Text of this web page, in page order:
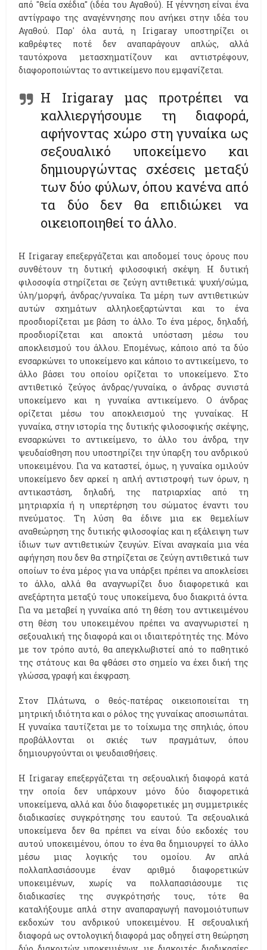
από ''θεία σχέδια'' (ιδέα του Αγαθού). Η γέννηση είναι ένα
αντίγραφο της αναγέννησης που ανήκει στην ιδέα του
Αγαθού. Παρ' όλα αυτά, η Ιrigaray υποστηρίζει οι
καθρέφτες ποτέ δεν αναπαράγουν απλώς, αλλά
ταυτόχρονα μετασχηματίζουν και αντιστρέφουν,
διαφοροποιώντας το αντικείμενο που εμφανίζεται.
Η Ιrigaray μας προτρέπει να
καλλιεργήσουμε τη διαφορά,
αφήνοντας χώρο στη γυναίκα ως
σεξουαλικό υποκείμενο και
δημιουργώντας σχέσεις μεταξύ
των δύο φύλων, όπου κανένα από
τα δύο δεν θα επιδιώκει να
οικειοποιηθεί το άλλο.
Η Ιrigaray επεξεργάζεται και αποδομεί τους όρους που
συνθέτουν τη δυτική φιλοσοφική σκέψη. Η δυτική
φιλοσοφία στηρίζεται σε ζεύγη αντιθετικά: ψυχή/σώμα,
ύλη/μορφή, άνδρας/γυναίκα. Τα μέρη των αντιθετικών
αυτών σχημάτων αλληλοεξαρτώνται και το ένα
προσδιορίζεται με βάση το άλλο. Το ένα μέρος, δηλαδή,
προσδιορίζεται και αποκτά υπόσταση μέσω του
αποκλεισμού του άλλου. Επομένως, κάποιο από τα δύο
ενσαρκώνει το υποκείμενο και κάποιο το αντικείμενο, το
άλλο βάσει του οποίου ορίζεται το υποκείμενο. Στο
αντιθετικό ζεύγος άνδρας/γυναίκα, ο άνδρας συνιστά
υποκείμενο και η γυναίκα αντικείμενο. Ο άνδρας
ορίζεται μέσω του αποκλεισμού της γυναίκας. Η
γυναίκα, στην ιστορία της δυτικής φιλοσοφικής σκέψης,
ενσαρκώνει το αντικείμενο, το άλλο του άνδρα, την
ψευδαίσθηση που υποστηρίζει την ύπαρξη του ανδρικού
υποκειμένου. Για να καταστεί, όμως, η γυναίκα ομιλούν
υποκείμενο δεν αρκεί η απλή αντιστροφή των όρων, η
αντικαστάση, δηλαδή, της πατριαρχίας από τη
μητριαρχία ή η υπερτέρηση του σώματος έναντι του
πνεύματος. Τη λύση θα έδινε μια εκ θεμελίων
αναθεώρηση της δυτικής φιλοσοφίας και η εξάλειψη των
ίδιων των αντιθετικών ζευγών. Είναι αναγκαία μια νέα
αφήγηση που δεν θα στηρίζεται σε ζεύγη αντιθετικά των
οποίων το ένα μέρος για να υπάρξει πρέπει να αποκλείσει
το άλλο, αλλά θα αναγνωρίζει δυο διαφορετικά και
ανεξάρτητα μεταξύ τους υποκείμενα, δυο διακριτά όντα.
Για να μεταβεί η γυναίκα από τη θέση του αντικειμένου
στη θέση του υποκειμένου πρέπει να αναγνωριστεί η
σεξουαλική της διαφορά και οι ιδιαιτερότητές της. Μόνο
με τον τρόπο αυτό, θα απεγκλωβιστεί από το παθητικό
της στάτους και θα φθάσει στο σημείο να έχει δική της
γλώσσα, γραφή και έκφραση.
Στον Πλάτωνα, ο θεός-πατέρας οικειοποιείται τη
μητρική ιδιότητα και ο ρόλος της γυναίκας αποσιωπάται.
Η γυναίκα ταυτίζεται με το τοίχωμα της σπηλιάς, όπου
προβάλλονται οι σκιές των πραγμάτων, όπου
δημιουργούνται οι ψευδαισθήσεις.
H Irigaray επεξεργάζεται τη σεξουαλική διαφορά κατά
την οποία δεν υπάρχουν μόνο δύο διαφορετικά
υποκείμενα, αλλά και δύο διαφορετικές μη συμμετρικές
διαδικασίες συγκρότησης του εαυτού. Τα σεξουαλικά
υποκείμενα δεν θα πρέπει να είναι δύο εκδοχές του
αυτού υποκειμένου, όπου το ένα θα δημιουργεί το άλλο
μέσω μιας λογικής του ομοίου. Αν απλά
πολλαπλασιάσουμε έναν αριθμό διαφορετικών
υποκειμένων, χωρίς να πολλαπασιάσουμε τις
διαδικασίες της συγκρότησής τους, τότε θα
καταλήξουμε απλά στην αναπαραγωγή πανομοιότυπων
εκδοχών του ανδρικού υποκειμένου. Η σεξουαλική
διαφορά ως οντολογική διαφορά μας οδηγεί στη θεώρηση